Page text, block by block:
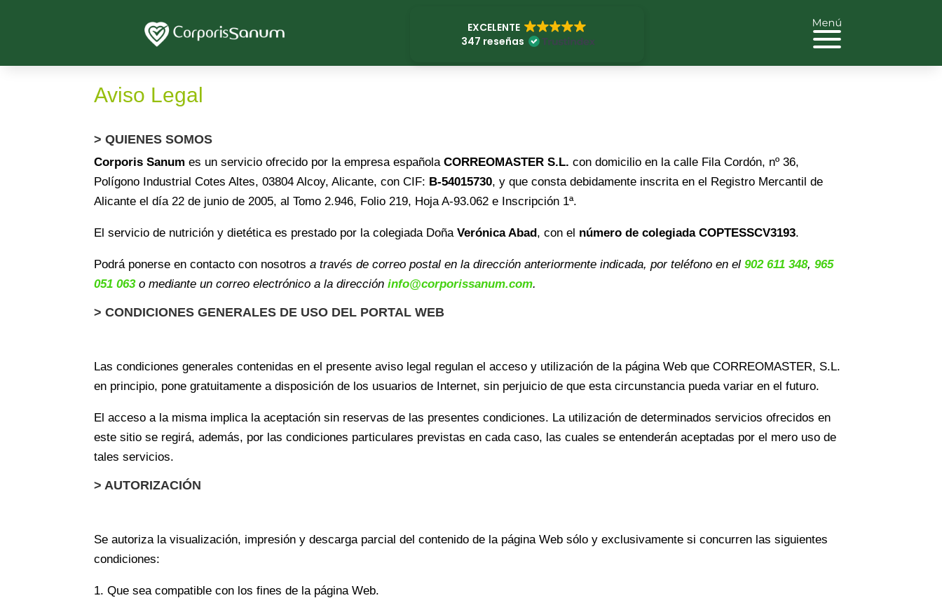
EXCELENTE
347 reseñas
Aviso Legal
> QUIENES SOMOS
Corporis Sanum es un servicio ofrecido por la empresa españolaCORREOMASTER S.L. con domicilio en la calle Fila Cordón, nº 36,
Polígono Industrial Cotes Altes, 03804 Alcoy, Alicante, con CIF: B-54015730, y que consta debidamente inscrita en el Registro Mercantil de
Alicante el día 22 de junio de 2005, al Tomo 2.946, Folio 219, Hoja A-93.062 e Inscripción 1ª.
El servicio de nutrición y dietética es prestado por la colegiada DoñaVerónica Abad , con el número de colegiadaCOPTESSCV3193.
Podrá ponerse en contacto con nosotrosa través de correo postal en la dirección anteriormente indicada, por teléfono en el902 611 348,965
051 063o mediante un correo electrónico a la direccióninfo@corporissanum.com.
> CONDICIONES GENERALES DE USO DEL PORTAL WEB
Las condiciones generales contenidas en el presente aviso legal regulan el acceso y utilización de la página Web que CORREOMASTER, S.L.
en principio, pone gratuitamente a disposición de los usuarios de Internet, sin perjuicio de que esta circunstancia pueda variar en el futuro.
El acceso a la misma implica la aceptación sin reservas de las presentes condiciones. La utilización de determinados servicios ofrecidos en
este sitio se regirá, además, por las condiciones particulares previstas en cada caso, las cuales se entenderán aceptadas por el mero uso de
tales servicios.
> AUTORIZACIÓN
Se autoriza la visualización, impresión y descarga parcial del contenido de la página Web sólo y exclusivamente si concurren las siguientes
condiciones:
1. Que sea compatible con los fines de la página Web.